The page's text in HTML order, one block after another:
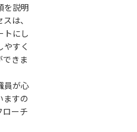
を説明
は、
トにし
やすく
できま
員が心
ますの
ローチ